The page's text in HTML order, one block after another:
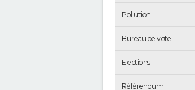
Pollution
Bureau de vote
Elections
Référendum